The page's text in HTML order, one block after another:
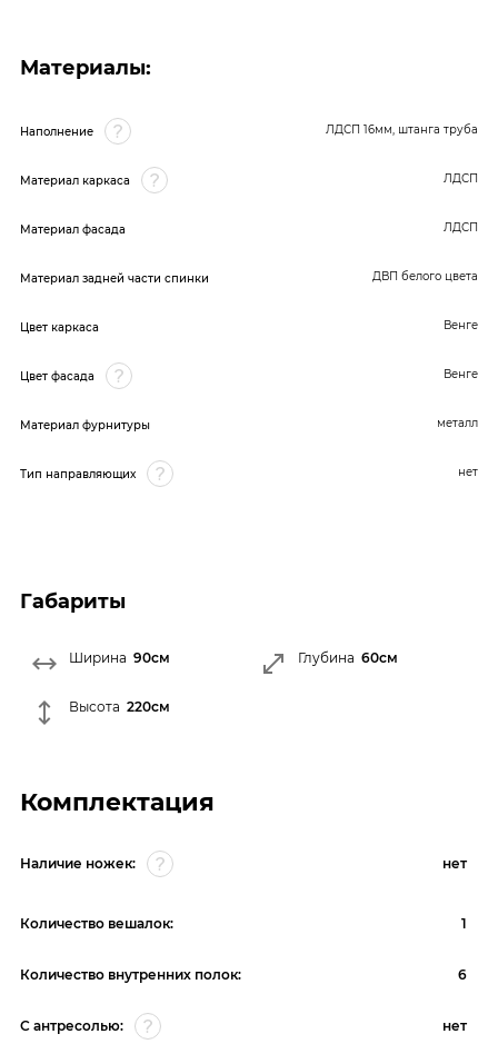
Материалы:
Наполнение ЛДСП 16мм, штанга труба
Материал каркаса ЛДСП
Материал фасада ЛДСП
Материал задней части спинки ДВП белого цвета
Цвет каркаса Венге
Цвет фасада Венге
Материал фурнитуры металл
Тип направляющих нет
Габариты
Ширина 90см Глубина 60см
Высота 220см
Комплектация
Наличие ножек: нет
Количество вешалок: 1
Количество внутренних полок: 6
С антресолью: нет